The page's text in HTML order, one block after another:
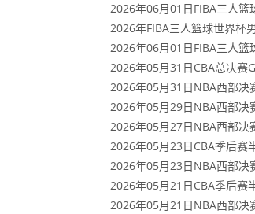
2026年06月01日FIBA三人
2026年FIBA三人篮球世界杯
2026年06月01日FIBA三人
2026年05月31日CBA总决赛
2026年05月31日NBA西部决
2026年05月29日NBA西部决
2026年05月27日NBA西部决
2026年05月23日CBA季后赛
2026年05月23日NBA西部决
2026年05月21日CBA季后赛
2026年05月21日NBA西部决